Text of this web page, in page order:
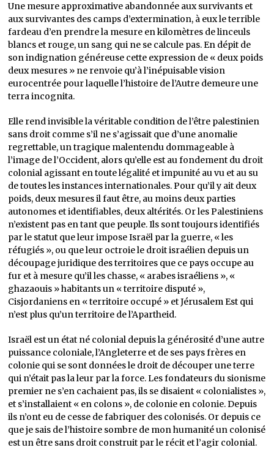
Une mesure approximative abandonnée aux survivants et
aux survivantes des camps d’extermination, à eux le terrible
fardeau d’en prendre la mesure en kilomètres de linceuls
blancs et rouge, un sang qui ne se calcule pas. En dépit de
son indignation généreuse cette expression de « deux poids
deux mesures » ne renvoie qu’à l’inépuisable vision
eurocentrée pour laquelle l’histoire de l’Autre demeure une
terra incognita.
Elle rend invisible la véritable condition de l’être palestinien
sans droit comme s’il ne s’agissait que d’une anomalie
regrettable, un tragique malentendu dommageable à
l’image de l’Occident, alors qu’elle est au fondement du droit
colonial agissant en toute légalité et impunité au vu et au su
de toutes les instances internationales. Pour qu’il y ait deux
poids, deux mesures il faut être, au moins deux parties
autonomes et identifiables, deux altérités. Or les Palestiniens
n’existent pas en tant que peuple. Ils sont toujours identifiés
par le statut que leur impose Israël par la guerre, « les
réfugiés », ou que leur octroie le droit israélien depuis un
découpage juridique des territoires que ce pays occupe au
fur et à mesure qu’il les chasse, « arabes israéliens », «
ghazaouis » habitants un « territoire disputé »,
Cisjordaniens en « territoire occupé » et Jérusalem Est qui
n’est plus qu’un territoire de l’Apartheid.
Israël est un état né colonial depuis la générosité d’une autre
puissance coloniale, l’Angleterre et de ses pays frères en
colonie qui se sont données le droit de découper une terre
qui n’était pas la leur par la force. Les fondateurs du sionisme
premier ne s’en cachaient pas, ils se disaient « colonialistes »,
et s’installaient « en colons », de colonie en colonie. Depuis
ils n’ont eu de cesse de fabriquer des colonisés. Or depuis ce
que je sais de l’histoire sombre de mon humanité un colonisé
est un être sans droit construit par le récit et l’agir colonial.